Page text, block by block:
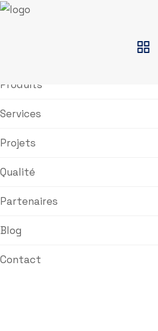
Produits
Services
Projets
Qualité
Partenaires
Blog
Contact